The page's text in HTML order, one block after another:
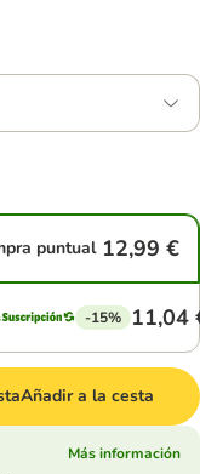
puntual 12,99 €
-15% 11,04
Añadir a la cesta
Más información